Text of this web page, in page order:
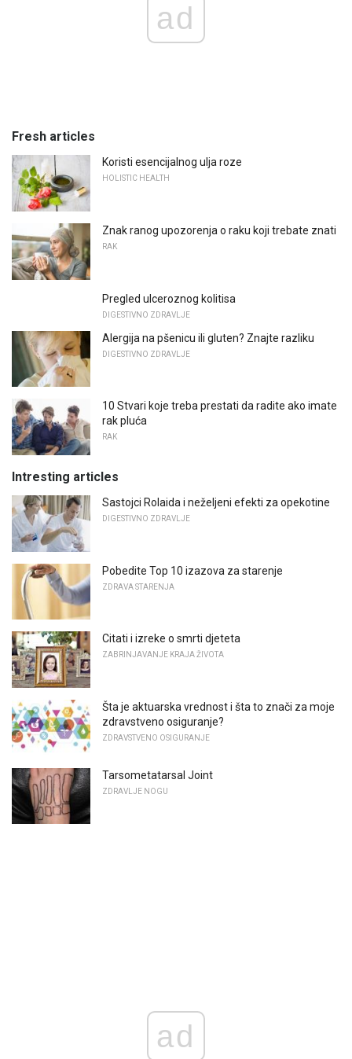
ad
Fresh articles
Koristi esencijalnog ulja roze
HOLISTIC HEALTH
Znak ranog upozorenja o raku koji trebate znati
RAK
Pregled ulceroznog kolitisa
DIGESTIVNO ZDRAVLJE
Alergija na pšenicu ili gluten? Znajte razliku
DIGESTIVNO ZDRAVLJE
10 Stvari koje treba prestati da radite ako imate
rak pluća
RAK
Intresting articles
Sastojci Rolaida i neželjeni efekti za opekotine
DIGESTIVNO ZDRAVLJE
Pobedite Top 10 izazova za starenje
ZDRAVA STARENJA
Citati i izreke o smrti djeteta
ZABRINJAVANJE KRAJA ŽIVOTA
Šta je aktuarska vrednost i šta to znači za moje
zdravstveno osiguranje?
ZDRAVSTVENO OSIGURANJE
Tarsometatarsal Joint
ZDRAVLJE NOGU
ad